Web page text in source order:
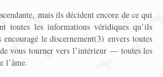
mais ils décident encore de ce qui
toutes les informations véridiques qu’ils
le discernement(3) envers toutes
vous tourner vers l’intérieur — toutes les
l’âme.